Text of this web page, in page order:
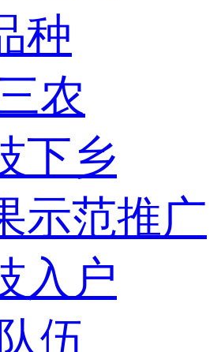
种
农
下乡
示范推广
入户
伍